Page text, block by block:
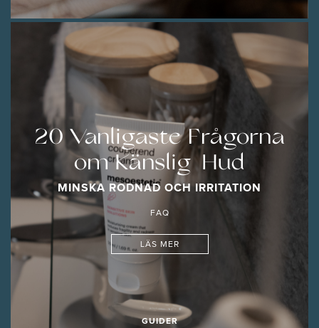
20 Vanligaste Frågorna
om Känslig Hud
MINSKA RODNAD OCH IRRITATION
FAQ
LÄS MER
GUIDER